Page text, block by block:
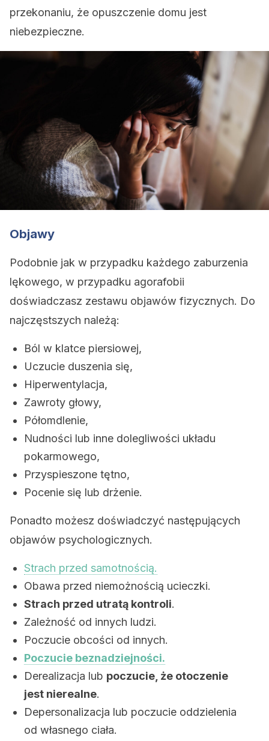
przekonaniu, że opuszczenie domu jest
niebezpieczne.
Objawy
Podobnie jak w przypadku każdego zaburzenia
lękowego, w przypadku agorafobii
doświadczasz zestawu objawów fizycznych. Do
najczęstszych należą:
Ból w klatce piersiowej,
Uczucie duszenia się,
Hiperwentylacja,
Zawroty głowy,
Półomdlenie,
Nudności lub inne dolegliwości układu
pokarmowego,
Przyspieszone tętno,
Pocenie się lub drżenie.
Ponadto możesz doświadczyć następujących
objawów psychologicznych.
Strach przed samotnością.
Obawa przed niemożnością ucieczki.
Strach przed utratą kontroli.
Zależność od innych ludzi.
Poczucie obcości od innych.
Poczucie beznadziejności.
Derealizacja lub poczucie, że otoczenie
jest nierealne.
Depersonalizacja lub poczucie oddzielenia
od własnego ciała.